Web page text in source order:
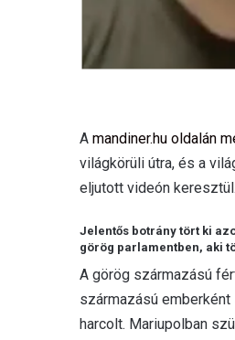
A mandiner.hu oldalán
világkörüli útra, és a
eljutott videón keresztül.
Jelentős botrány tört ki
görög parlamentben, aki
A görög származású
származású emberként
harcolt. Mariupolban